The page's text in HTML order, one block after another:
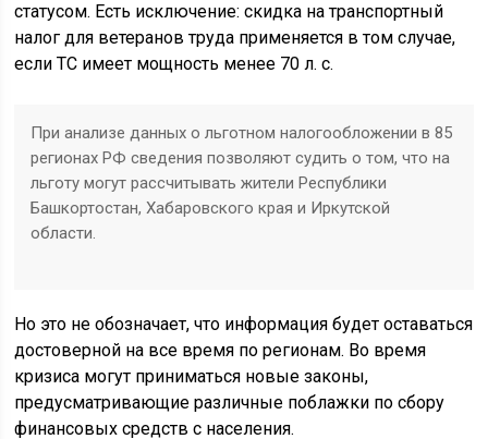
статусом. Есть исключение: скидка на транспортный
налог для ветеранов труда применяется в том случае,
если ТС имеет мощность менее 70 л. с.
При анализе данных о льготном налогообложении в 85
регионах РФ сведения позволяют судить о том, что на
льготу могут рассчитывать жители Республики
Башкортостан, Хабаровского края и Иркутской
области.
Но это не обозначает, что информация будет оставаться
достоверной на все время по регионам. Во время
кризиса могут приниматься новые законы,
предусматривающие различные поблажки по сбору
финансовых средств с населения.